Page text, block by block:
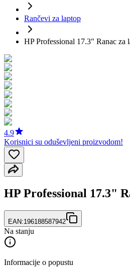
Rančevi za laptop
HP Professional 17.3" Ranac za
4.9
Korisnici su oduševljeni proizvodom!
HP Professional 17.3"
EAN:196188587942
Na stanju
Informacije o popustu